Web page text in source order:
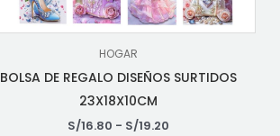
HOGAR
BOLSA DE REGALO DISEÑOS SURTIDOS
23X18X10CM
S/16.80 - S/19.20